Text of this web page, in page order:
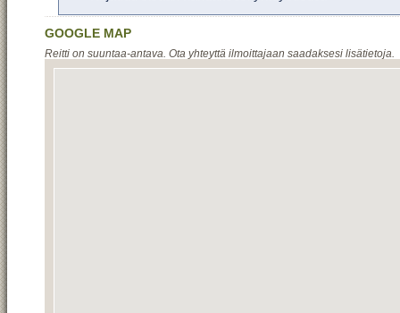
GOOGLE MAP
Reitti on suuntaa-antava. Ota yhteyttä ilmoittajaan saadaksesi lisätietoja.